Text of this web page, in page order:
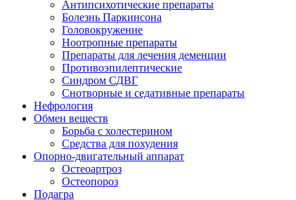
Антипсихотические препараты
Болезнь Паркинсона
Головокружение
Ноотропные препараты
Препараты для лечения деменции
Противоэпилептические
Синдром СДВГ
Снотворные и седативные препараты
Нефрология
Обмен веществ
Борьба с холестерином
Средства для похудения
Опорно-двигательный аппарат
Остеоартроз
Остеопороз
Подагра